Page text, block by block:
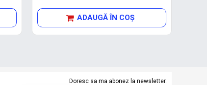
ADAUGĂ ÎN COŞ
Doresc sa ma abonez la newsletter.